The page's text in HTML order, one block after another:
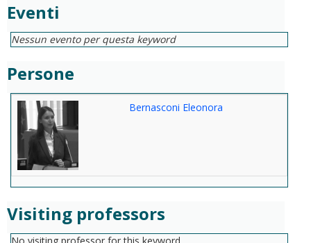
Eventi
Nessun evento per questa keyword
Persone
Bernasconi Eleonora
Visiting professors